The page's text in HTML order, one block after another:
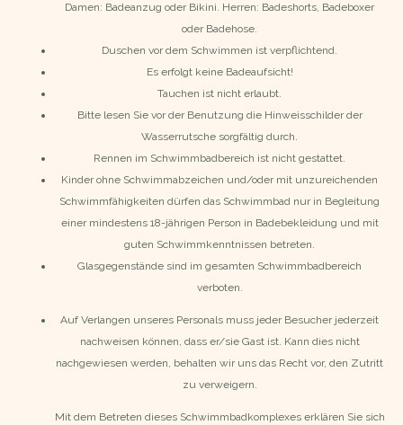
Damen: Badeanzug oder Bikini. Herren: Badeshorts, Badeboxer
oder Badehose.
Duschen vor dem Schwimmen ist verpflichtend.
Es erfolgt keine Badeaufsicht!
Tauchen ist nicht erlaubt.
Bitte lesen Sie vor der Benutzung die Hinweisschilder der
Wasserrutsche sorgfältig durch.
Rennen im Schwimmbadbereich ist nicht gestattet.
Kinder ohne Schwimmabzeichen und/oder mit unzureichenden
Schwimmfähigkeiten dürfen das Schwimmbad nur in Begleitung
einer mindestens 18-jährigen Person in Badebekleidung und mit
guten Schwimmkenntnissen betreten.
Glasgegenstände sind im gesamten Schwimmbadbereich
verboten.
Auf Verlangen unseres Personals muss jeder Besucher jederzeit
nachweisen können, dass er/sie Gast ist. Kann dies nicht
nachgewiesen werden, behalten wir uns das Recht vor, den Zutritt
zu verweigern.
Mit dem Betreten dieses Schwimmbadkomplexes erklären Sie sich